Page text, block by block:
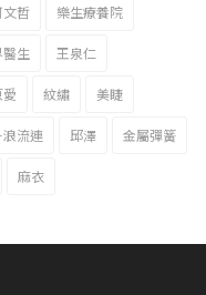
文哲 樂生療養院
生 王泉仁
紋繡 美睫
流連 邱澤 金屬彈簧
麻衣